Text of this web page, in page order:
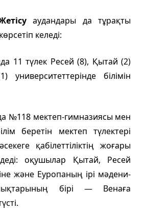
аудандары да тұрақты
келеді:
11 түлек Ресей (8), Қытай (2)
білімін
№118 мектеп-гимназиясы мен
беретін мектеп түлектері
қабілеттіліктің жоғары
оқушылар Қытай, Ресей
және Еуропаның ірі мәдени-
бірі — Венаға